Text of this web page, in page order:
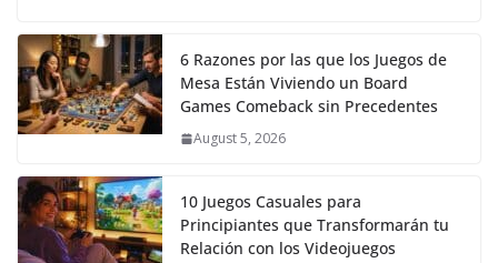
6 Razones por las que los Juegos de
Mesa Están Viviendo un Board
Games Comeback sin Precedentes
August 5, 2026
10 Juegos Casuales para
Principiantes que Transformarán tu
Relación con los Videojuegos